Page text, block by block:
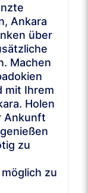
Ankara
über
Machen
mit Ihrem
Holen
Ankunft
zu
zu